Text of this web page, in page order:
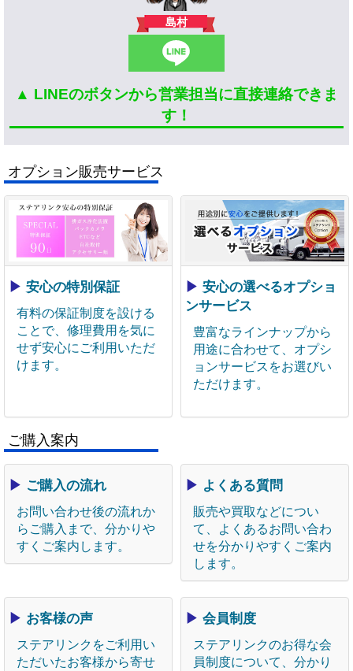
島村
▲ LINEのボタンから営業担当に直接連絡できま
す！
オプション販売サービス
▶ 安心の特別保証
有料の保証制度を設ける
ことで、修理費用を気に
せず安心にご利用いただ
けます。
▶ 安心の選べるオプショ
ンサービス
豊富なラインナップから
用途に合わせて、オプシ
ョンサービスをお選びい
ただけます。
ご購入案内
▶ ご購入の流れ
お問い合わせ後の流れか
らご購入まで、分かりや
すくご案内します。
▶ よくある質問
販売や買取などについ
て、よくあるお問い合わ
せを分かりやすくご案内
します。
▶ お客様の声
ステアリンクをご利用い
ただいたお客様から寄せ
▶ 会員制度
ステアリンクのお得な会
員制度について、分かり